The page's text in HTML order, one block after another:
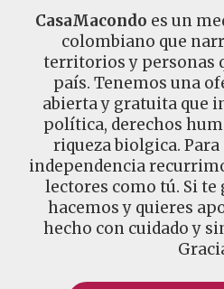
CasaMacondo es un
colombiano que
territorios y personas
país. Tenemos una
abierta y gratuita que
política, derechos
riqueza biolgica.
independencia
lectores como tú. Si te
hacemos y quieres
hecho con cuidado y